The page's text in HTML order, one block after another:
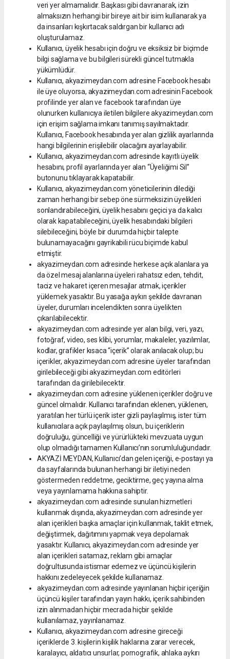
veri yer almamalıdır. Başkası gibi davranarak, izin
almaksızın herhangi bir bireye ait bir isim kullanarak ya
da insanları kışkırtacak saldırgan bir kullanıcı adı
oluşturulamaz.
Kullanıcı, üyelik hesabı için doğru ve eksiksiz bir biçimde
bilgi sağlama ve bu bilgileri sürekli güncel tutmakla
yükümlüdür.
Kullanıcı, akyazimeydan.com adresine Facebook hesabı
ile üye oluyorsa, akyazimeydan.com adresinin Facebook
profilinde yer alan ve facebook tarafından üye
olunurken kullanıcıya iletilen bilgilere akyazimeydan.com
için erişim sağlama imkanı tanımış sayılmaktadır.
Kullanıcı, Facebook hesabında yer alan gizlilik ayarlarında
hangi bilgilerinin erişilebilir olacağını ayarlayabilir.
Kullanıcı, akyazimeydan.com adresinde kayıtlı üyelik
hesabını, profil ayarlarında yer alan “Üyeliğimi Sil”
butonunu tıklayarak kapatabilir.
Kullanıcı, akyazimeydan.com yöneticilerinin dilediği
zaman herhangi bir sebep öne sürmeksizin üyelikleri
sonlandırabileceğini, üyelik hesabını geçici ya da kalıcı
olarak kapatabileceğini, üyelik hesabındaki bilgileri
silebileceğini, böyle bir durumda hiçbir talepte
bulunamayacağını gayrikabili rücu biçimde kabul
etmiştir.
akyazimeydan.com adresinde herkese açık alanlara ya
da özel mesaj alanlarına üyeleri rahatsız eden, tehdit,
taciz ve hakaret içeren mesajlar atmak, içerikler
yüklemek yasaktır. Bu yasağa aykırı şekilde davranan
üyeler, durumları incelendikten sonra üyelikten
çıkarılabilecektir.
akyazimeydan.com adresinde yer alan bilgi, veri, yazı,
fotoğraf, video, ses klibi, yorumlar, makaleler, yazılımlar,
kodlar, grafikler kısaca “içerik” olarak anılacak olup; bu
içerikler, akyazimeydan.com adresine üyeler tarafından
girilebileceği gibi akyazimeydan.com editörleri
tarafından da girilebilecektir.
akyazimeydan.com adresine yüklenen içerikler doğru ve
güncel olmalıdır. Kullanıcı tarafından eklenen, yüklenen,
yaratılan her türlü içerik ister gizli paylaşılmış, ister tüm
kullanıcılara açık paylaşılmış olsun, bu içeriklerin
doğruluğu, güncelliği ve yürürlükteki mevzuata uygun
olup olmadığı tamamen Kullanıcı’nın sorumluluğundadır.
AKYAZİ MEYDAN, Kullanıcı’dan gelen içeriği, e-postayı ya
da sayfalarında bulunan herhangi bir iletiyi neden
göstermeden reddetme, geciktirme, geç yayına alma
veya yayınlamama hakkına sahiptir.
akyazimeydan.com adresinde sunulan hizmetleri
kullanmak dışında, akyazimeydan.com adresinde yer
alan içerikleri başka amaçlar için kullanmak, taklit etmek,
değiştirmek, dağıtımını yapmak veya depolamak
yasaktır. Kullanıcı, akyazimeydan.com adresinde yer
alan içerikleri satamaz, reklam gibi amaçlar
doğrultusunda istismar edemez ve üçüncü kişilerin
hakkını zedeleyecek şekilde kullanamaz.
akyazimeydan.com adresinde yayınlanan hiçbir içeriğin
üçüncü kişiler tarafından yayın hakkı, içerik sahibinden
izin alınmadan hiçbir mecrada hiçbir şekilde
kullanılamaz, yayınlanamaz.
Kullanıcı, akyazimeydan.com adresine gireceği
içeriklerde 3. kişilerin kişilik haklarına zarar verecek,
karalayıcı, aldatıcı unsurlar, pornografik, ahlaka aykırı